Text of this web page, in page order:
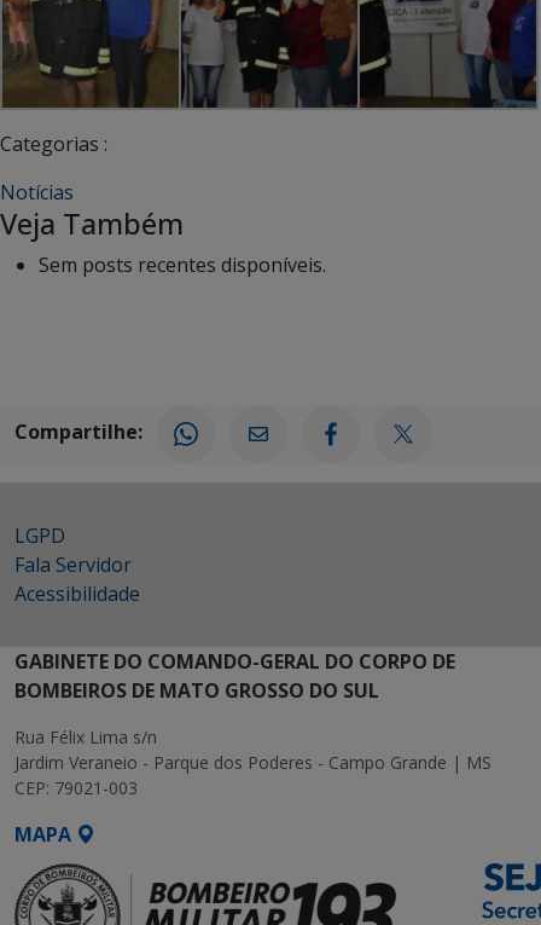
Categorias :
Notícias
Veja Também
Sem posts recentes disponíveis.
Compartilhe:
LGPD
Fala Servidor
Acessibilidade
GABINETE DO COMANDO-GERAL DO CORPO DE
BOMBEIROS DE MATO GROSSO DO SUL
Rua Félix Lima s/n
Jardim Veraneio - Parque dos Poderes - Campo Grande | MS
CEP: 79021-003
MAPA